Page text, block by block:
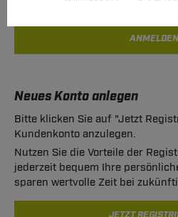
ANMELDEN
Neues Konto anlegen
Bitte klicken Sie auf "Jetzt
Kundenkonto anzulegen.
Nutzen Sie die Vorteile der
jederzeit bequem Ihre
sparen wertvolle Zeit bei